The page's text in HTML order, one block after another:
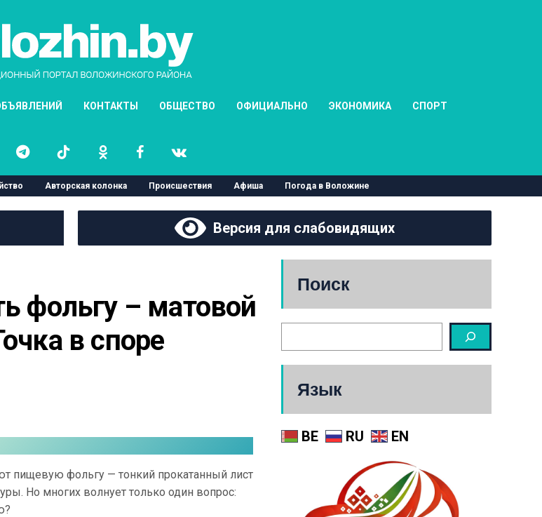
КОНТАКТЫ ОБЩЕСТВО ОФИЦИАЛЬНО ЭКОНОМИКА СПОРТ
Авторская колонка Происшествия Афиша Погода в Воложине
Версия для слабовидящих
фольгу – матовой
в споре
пищевую фольгу — тонкий прокатанный лист
Но многих волнует только один вопрос:
Поиск
Язык
BE RU EN